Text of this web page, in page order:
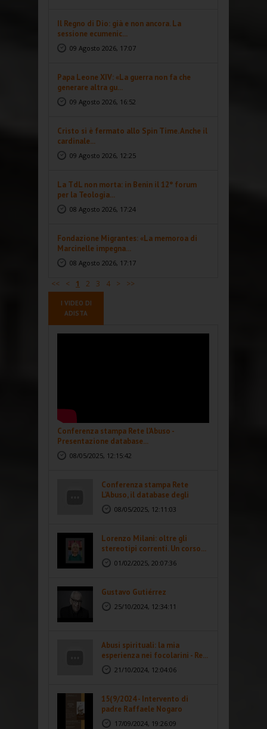
Il Regno di Dio: già e non ancora. La
sessione ecumenic...
09 Agosto 2026, 17:07
Papa Leone XIV: «La guerra non fa che
generare altra gu...
09 Agosto 2026, 16:52
Cristo si è fermato allo Spin Time. Anche il
cardinale...
09 Agosto 2026, 12:25
La TdL non morta: in Benin il 12° forum
per la Teologia...
08 Agosto 2026, 17:24
Fondazione Migrantes: «La memoroa di
Marcinelle impegna...
08 Agosto 2026, 17:17
<< < 1 2 3 4 > >>
I VIDEO DI
ADISTA
Conferenza stampa Rete l'Abuso -
Presentazione database...
08/05/2025, 12:15:42
Conferenza stampa Rete
L'Abuso, il database degli
abusi...08/05/2025, 12:11:03
Lorenzo Milani: oltre gli
stereotipi correnti. Un corso...
01/02/2025, 20:07:36
Gustavo Gutiérrez
25/10/2024, 12:34:11
Abusi spirituali: la mia
esperienza nei focolarini - Re...
21/10/2024, 12:04:06
15(9/2024 - Intervento di
padre Raffaele Nogaro
17/09/2024, 19:26:09